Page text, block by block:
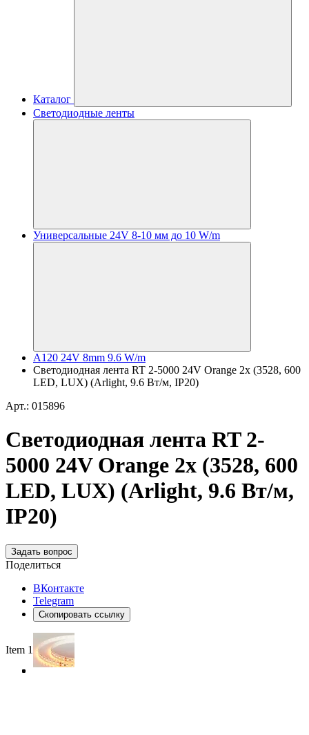
Каталог
Светодиодные ленты
Универсальные 24V 8-10 мм до 10 W/m
A120 24V 8mm 9.6 W/m
Светодиодная лента RT 2-5000 24V Orange 2x (3528, 600
LED, LUX) (Arlight, 9.6 Вт/м, IP20)
Арт.: 015896
Светодиодная лента RT 2-
5000 24V Orange 2x (3528, 600
LED, LUX) (Arlight, 9.6 Вт/м,
IP20)
Задать вопрос
Поделиться
ВКонтакте
Telegram
Скопировать ссылку
Item 1 of 4